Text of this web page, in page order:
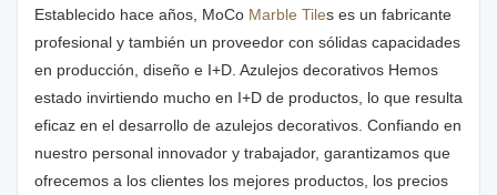
Establecido hace años, MoCo Marble Tiles es un fabricante
profesional y también un proveedor con sólidas capacidades
en producción, diseño e I+D. Azulejos decorativos Hemos
estado invirtiendo mucho en I+D de productos, lo que resulta
eficaz en el desarrollo de azulejos decorativos. Confiando en
nuestro personal innovador y trabajador, garantizamos que
ofrecemos a los clientes los mejores productos, los precios